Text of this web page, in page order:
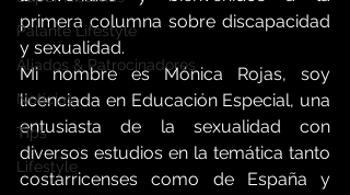
Palante Lifestyle
Aliados & Patrocinadores
Noticias
Tips
Lifestyle
primera columna sobre discapacidad
y sexualidad.
Mi nombre es Mónica Rojas, soy
licenciada en Educación Especial, una
entusiasta de la sexualidad con
diversos estudios en la temática tanto
costarricenses como de España y